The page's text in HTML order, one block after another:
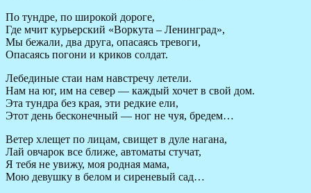
По тундре, по широкой дороге,
Где мчит курьерский «Воркута – Ленинград»,
Мы бежали, два друга, опасаясь тревоги,
Опасаясь погони и криков солдат.
Лебединые стаи нам навстречу летели.
Нам на юг, им на север — каждый хочет в свой дом.
Эта тундра без края, эти редкие ели,
Этот день бесконечный — ног не чуя, бредем…
Ветер хлещет по лицам, свищет в дуле нагана,
Лай овчарок все ближе, автоматы стучат,
Я тебя не увижу, моя родная мама,
Мою девушку в белом и сиреневый сад…